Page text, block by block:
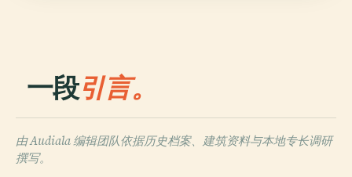
一段引言。
由 Audiala 编辑团队依据历史档案、建筑资料与本地专长调研
撰写。